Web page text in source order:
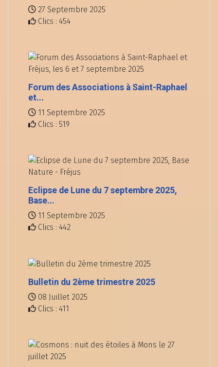
27 Septembre 2025
Clics : 454
Forum des Associations à Saint-Raphael
et...
11 Septembre 2025
Clics : 519
Eclipse de Lune du 7 septembre 2025,
Base...
11 Septembre 2025
Clics : 442
Bulletin du 2ème trimestre 2025
08 Juillet 2025
Clics : 411